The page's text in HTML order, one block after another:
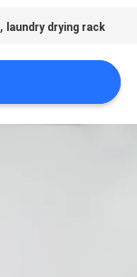
, laundry drying rack